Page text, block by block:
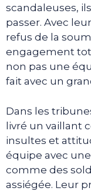
scandaleuses,
passer. Avec
refus de la
engagement
non pas une
fait avec un
Dans les
livré un vaillant
insultes et
équipe avec
comme des
assiégée. Leur